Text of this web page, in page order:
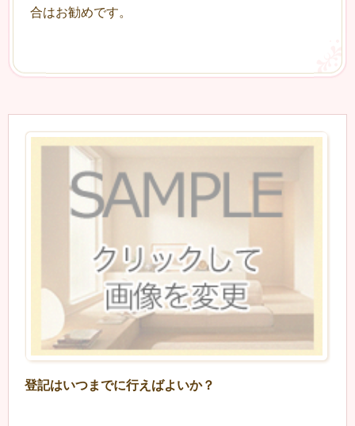
合はお勧めです。
登記はいつまでに行えばよいか？